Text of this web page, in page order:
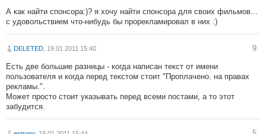
А как найти спонсора:)? я хочу найти спонсора для своих фильмов...
с удовольствием что-нибудь бы прорекламировал в них :)
DELETED , 19.01.2011 15:40 9
Есть две большие разницы - когда написан текст от имени
пользователя и когда перед текстом стоит "Проплачено. на правах
рекламы.".
Может просто стоит указывать перед всеми постами, а то этот
забудится.